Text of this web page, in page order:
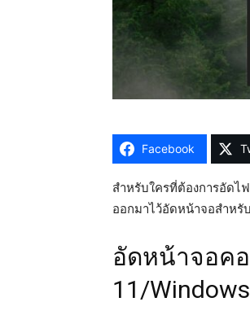
Facebook
สำหรับใครที่ต้องการอัดไ
ออกมาไว้อัดหน้าจอสำหรั
อัดหน้าจอค
11/